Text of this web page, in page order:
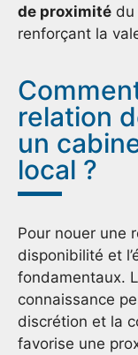
de proximité du
renforçant la
relation
un
local ?
Pour nouer une
disponibilité et
fondamentaux.
connaissance
discrétion et la
favorise une